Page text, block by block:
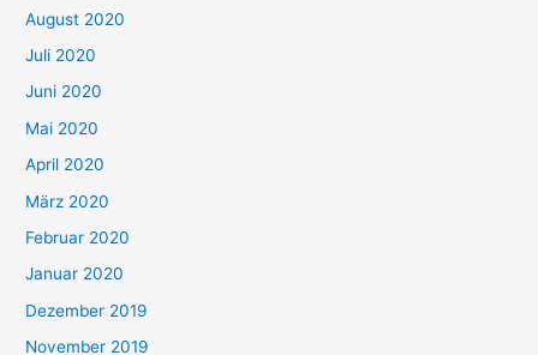
August 2020
Juli 2020
Juni 2020
Mai 2020
April 2020
März 2020
Februar 2020
Januar 2020
Dezember 2019
November 2019